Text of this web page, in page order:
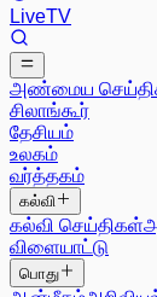
LiveTV
அண்மைய
சிலாங்கூர்
தேசியம்
உலகம்
வர்த்தகம்
கல்வி
கல்வி செய்திகள்
விளையாட்டு
பொது